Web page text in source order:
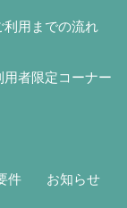
利用までの流れ
用者限定コーナー
件 お知らせ